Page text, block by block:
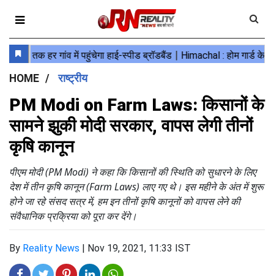
HOME राष्ट्रीय
PM Modi on Farm Laws: किसानों के
सामने झुकी मोदी सरकार, वापस लेगी तीनों
कृषि कानून
पीएम मोदी (PM Modi) ने कहा कि किसानों की स्थिति को सुधारने के लिए
देश में तीन कृषि कानून (Farm Laws) लाए गए थे। इस महीने के अंत में शुरू
होने जा रहे संसद सत्र में, हम इन तीनों कृषि कानूनों को वापस लेने की
संवैधानिक प्रक्रिया को पूरा कर देंगे।
By Reality News | Nov 19, 2021, 11:33 IST